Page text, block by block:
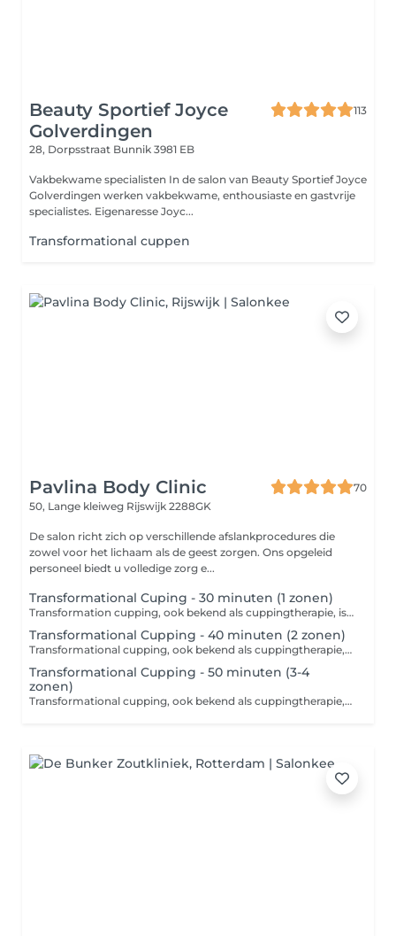
Beauty Sportief Joyce
Golverdingen
113
28, Dorpsstraat Bunnik 3981 EB
Vakbekwame specialisten In de salon van Beauty Sportief Joyce
Golverdingen werken vakbekwame, enthousiaste en gastvrije
specialistes. Eigenaresse Joyc...
Transformational cuppen
Pavlina Body Clinic
70
50, Lange kleiweg Rijswijk 2288GK
De salon richt zich op verschillende afslankprocedures die
zowel voor het lichaam als de geest zorgen. Ons opgeleid
personeel biedt u volledige zorg e...
Transformational Cuping - 30 minuten (1 zonen)
Transformation cupping, ook bekend als cuppingtherapie, is een alternatieve therapeutische methode die gebruikmaakt van onderdruk die wordt gecreëerd door speciale glazen of siliconen cups. Deze techniek richt zich op het verlichten van spierspanning, het verbeteren van de bloedcirculatie en het verwijderen van gifstoffen uit het lichaam, en is ook een populaire keuze in de strijd tegen cellulite. Contra-indicaties voor cupping: 1. Huidziekten 2. Bloedstoornissen 3. Zwangerschap 4. Ontstekingen en infecties 5. Hart- en vaatproblemen 6. Barriètes en uitgezette aderen Raadpleeg altijd een professional! Toepassing: Transforcupping wordt vaak gebruikt om chronische pijn, spanning, cellulite te verlichten en als ondersteunende therapie bij revalidatie na blessures. Het wordt aanbevolen om vooraf een professional te raadplegen, die passende instructies en aanbevelingen kan geven. Over het algemeen wordt deze techniek beschouwd als een effectieve methode voor het verbeteren van de lichamelijke en geestelijke gezondheid, inclusief het verminderen van cellulite.
Transformational Cupping - 40 minuten (2 zonen)
Transformational cupping, ook bekend als cuppingtherapie, is een alternatieve therapeutische methode die gebruikmaakt van onderdruk die wordt gecreëerd door speciale glazen of siliconen cups. Deze techniek richt zich op het verlichten van spierspanning, het verbeteren van de bloedcirculatie en het verwijderen van gifstoffen uit het lichaam, en is ook een populaire keuze in de strijd tegen cellulite. Contra-indicaties voor cupping: 1. Huidziekten 2. Bloedstoornissen 3. Zwangerschap 4. Ontstekingen en infecties 5. Hart- en vaatproblemen 6. Barriètes en uitgezette aderen Raadpleeg altijd een professional! Toepassing: Transformaní cupping wordt vaak gebruikt om chronische pijn, spanning, cellulite te verlichten en als ondersteunende therapie bij revalidatie na blessures. Het wordt aanbevolen om vooraf een professional te raadplegen, die passende instructies en aanbevelingen kan geven. Over het algemeen wordt deze techniek beschouwd als een effectieve methode voor het verbeteren van de lichamelijke en geestelijke gezondheid, inclusief het verminderen van cellulite.
Transformational Cupping - 50 minuten (3-4
zonen)
Transformational cupping, ook bekend als cuppingtherapie, is een alternatieve therapeutische methode die gebruikmaakt van onderdruk die wordt gecreëerd door speciale glazen of siliconen cups. Deze techniek richt zich op het verlichten van spierspanning, het verbeteren van de bloedcirculatie en het verwijderen van gifstoffen uit het lichaam, en is ook een populaire keuze in de strijd tegen cellulite. Contra-indicaties voor cupping: 1. Huidziekten 2. Bloedstoornissen 3. Zwangerschap 4. Ontstekingen en infecties 5. Hart- en vaatproblemen 6. Barriètes en uitgezette aderen Raadpleeg altijd een professional! Toepassing: Transformaní cupping wordt vaak gebruikt om chronische pijn, spanning, cellulite te verlichten en als ondersteunende therapie bij revalidatie na blessures. Het wordt aanbevolen om vooraf een professional te raadplegen, die passende instructies en aanbevelingen kan geven. Over het algemeen wordt deze techniek beschouwd als een effectieve methode voor het verbeteren van de lichamelijke en geestelijke gezondheid, inclusief het verminderen van cellulite.